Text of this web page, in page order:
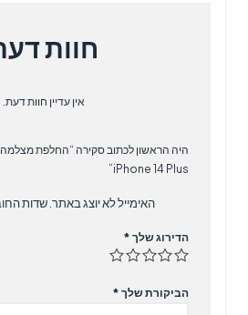
חוות
אין עדיין חוות דעת.
iPhone 14 Plus”
האימייל לא יוצג באתר. שדות
הדירוג שלך *
הביקורת שלך *